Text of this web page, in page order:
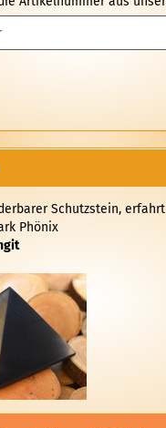
Schutzstein,
Phönix